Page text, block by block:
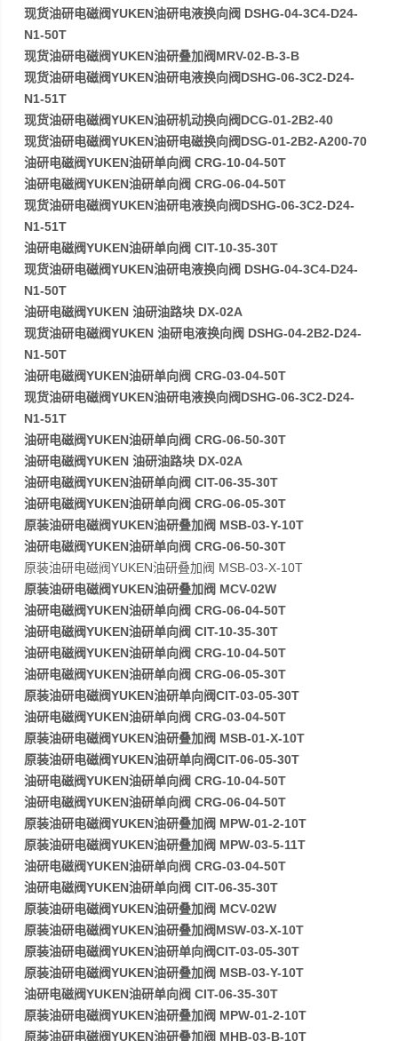
现货油研电磁阀YUKEN油研电液换向阀 DSHG-04-3C4-D24-
N1-50T
现货油研电磁阀YUKEN油研叠加阀MRV-02-B-3-B
现货油研电磁阀YUKEN油研电液换向阀DSHG-06-3C2-D24-
N1-51T
现货油研电磁阀YUKEN油研机动换向阀DCG-01-2B2-40
现货油研电磁阀YUKEN油研电磁换向阀DSG-01-2B2-A200-70
油研电磁阀YUKEN油研单向阀 CRG-10-04-50T
油研电磁阀YUKEN油研单向阀 CRG-06-04-50T
现货油研电磁阀YUKEN油研电液换向阀DSHG-06-3C2-D24-
N1-51T
油研电磁阀YUKEN油研单向阀 CIT-10-35-30T
现货油研电磁阀YUKEN油研电液换向阀 DSHG-04-3C4-D24-
N1-50T
油研电磁阀YUKEN 油研油路块 DX-02A
现货油研电磁阀YUKEN 油研电液换向阀 DSHG-04-2B2-D24-
N1-50T
油研电磁阀YUKEN油研单向阀 CRG-03-04-50T
现货油研电磁阀YUKEN油研电液换向阀DSHG-06-3C2-D24-
N1-51T
油研电磁阀YUKEN油研单向阀 CRG-06-50-30T
油研电磁阀YUKEN 油研油路块 DX-02A
油研电磁阀YUKEN油研单向阀 CIT-06-35-30T
油研电磁阀YUKEN油研单向阀 CRG-06-05-30T
原装油研电磁阀YUKEN油研叠加阀 MSB-03-Y-10T
油研电磁阀YUKEN油研单向阀 CRG-06-50-30T
原装油研电磁阀YUKEN油研叠加阀 MSB-03-X-10T
原装油研电磁阀YUKEN油研叠加阀 MCV-02W
油研电磁阀YUKEN油研单向阀 CRG-06-04-50T
油研电磁阀YUKEN油研单向阀 CIT-10-35-30T
油研电磁阀YUKEN油研单向阀 CRG-10-04-50T
油研电磁阀YUKEN油研单向阀 CRG-06-05-30T
原装油研电磁阀YUKEN油研单向阀CIT-03-05-30T
油研电磁阀YUKEN油研单向阀 CRG-03-04-50T
原装油研电磁阀YUKEN油研叠加阀 MSB-01-X-10T
原装油研电磁阀YUKEN油研单向阀CIT-06-05-30T
油研电磁阀YUKEN油研单向阀 CRG-10-04-50T
油研电磁阀YUKEN油研单向阀 CRG-06-04-50T
原装油研电磁阀YUKEN油研叠加阀 MPW-01-2-10T
原装油研电磁阀YUKEN油研叠加阀 MPW-03-5-11T
油研电磁阀YUKEN油研单向阀 CRG-03-04-50T
油研电磁阀YUKEN油研单向阀 CIT-06-35-30T
原装油研电磁阀YUKEN油研叠加阀 MCV-02W
原装油研电磁阀YUKEN油研叠加阀MSW-03-X-10T
原装油研电磁阀YUKEN油研单向阀CIT-03-05-30T
原装油研电磁阀YUKEN油研叠加阀 MSB-03-Y-10T
油研电磁阀YUKEN油研单向阀 CIT-06-35-30T
原装油研电磁阀YUKEN油研叠加阀 MPW-01-2-10T
原装油研电磁阀YUKEN油研叠加阀 MHB-03-B-10T